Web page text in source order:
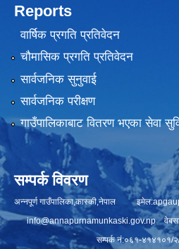
Reports
वार्षिक प्रगति प्रतिवेदन
चौमासिक प्रगति प्रतिवेदन
सार्वजनिक सुनुवाई
सार्वजनिक परीक्षण
गाउँपालिकाबाट वितरण भएका सेवा
सम्पर्क विवरण
अन्नपूर्ण गाउँपालिका,कास्की,नेपाल इमेल:
info@annapurnamunkaski.gov.np
सम्पर्क नं:०६१-४१४१०१/२/